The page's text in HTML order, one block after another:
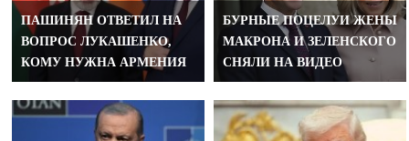
ПАШИНЯН ОТВЕТИЛ НА
ВОПРОС ЛУКАШЕНКО,
КОМУ НУЖНА АРМЕНИЯ
БУРНЫЕ ПОЦЕЛУИ ЖЕНЫ
МАКРОНА И ЗЕЛЕНСКОГО
СНЯЛИ НА ВИДЕО